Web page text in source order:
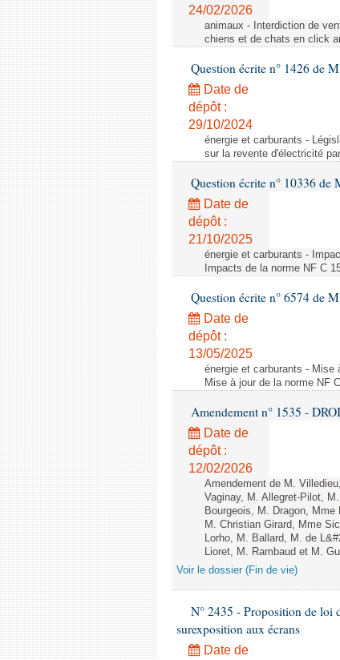
24/02/2026
animaux - Interdiction de
chiens et de chats en click
Question écrite n° 1426 de
Date de
dépôt :
29/10/2024
énergie et carburants -
sur la revente d'électricité
Question écrite n° 10336 de
Date de
dépôt :
21/10/2025
énergie et carburants -
Impacts de la norme NF C
Question écrite n° 6574 de
Date de
dépôt :
13/05/2025
énergie et carburants - Mise
Mise à jour de la norme NF
Amendement n° 1535 -
Date de
dépôt :
12/02/2026
Amendement de M.
Vaginay, M. Allegret-Pilot,
Bourgeois, M. Dragon,
M. Christian Girard, Mme
Lorho, M. Ballard, M. de
Lioret, M. Rambaud et M.
Voir le dossier (Fin de vie)
N° 2435 - Proposition de loi
surexposition aux écrans
Date de